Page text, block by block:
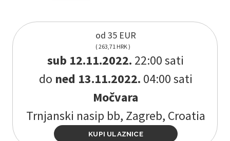
od 35 EUR
( 263,71 HRK )
sub 12.11.2022. 22:00 sati
do ned 13.11.2022. 04:00 sati
Močvara
Trnjanski nasip bb, Zagreb, Croatia
KUPI ULAZNICE